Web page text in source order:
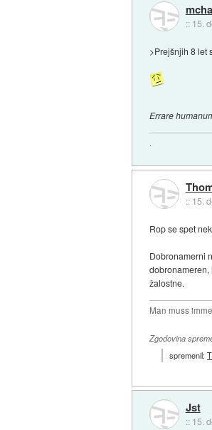
:: 15.
>Prejšnjih 8 let
Errare
.
:: 15.
Rop se spet
Dobronamerni
dobronameren,
žalostne.
Man muss
Zgodovina
spremenil:
Jst
:: 15.